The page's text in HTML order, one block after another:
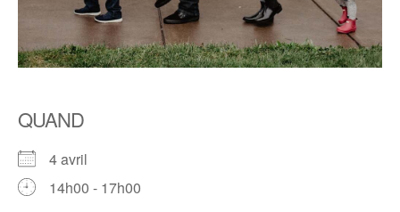
QUAND
4 avril
14h00 - 17h00